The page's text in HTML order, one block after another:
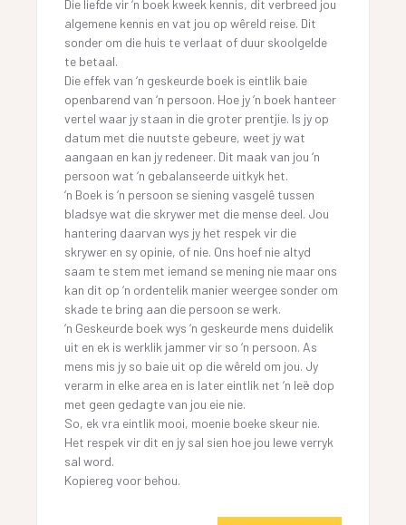
Die liefde vir ‘n boek kweek kennis, dit verbreed jou
algemene kennis en vat jou op wêreld reise. Dit
sonder om die huis te verlaat of duur skoolgelde
te betaal.
Die effek van ‘n geskeurde boek is eintlik baie
openbarend van ‘n persoon. Hoe jy ‘n boek hanteer
vertel waar jy staan in die groter prentjie. Is jy op
datum met die nuutste gebeure, weet jy wat
aangaan en kan jy redeneer. Dit maak van jou ‘n
persoon wat ‘n gebalanseerde uitkyk het.
‘n Boek is ‘n persoon se siening vasgelê tussen
bladsye wat die skrywer met die mense deel. Jou
hantering daarvan wys jy het respek vir die
skrywer en sy opinie, of nie. Ons hoef nie altyd
saam te stem met iemand se mening nie maar ons
kan dit op ‘n ordentelik manier weergee sonder om
skade te bring aan die persoon se werk.
‘n Geskeurde boek wys ‘n geskeurde mens duidelik
uit en ek is werklik jammer vir so ‘n persoon. As
mens mis jy so baie uit op die wêreld om jou. Jy
verarm in elke area en is later eintlik net ‘n leë dop
met geen gedagte van jou eie nie.
So, ek vra eintlik mooi, moenie boeke skeur nie.
Het respek vir dit en jy sal sien hoe jou lewe verryk
sal word.
Kopiereg voor behou.